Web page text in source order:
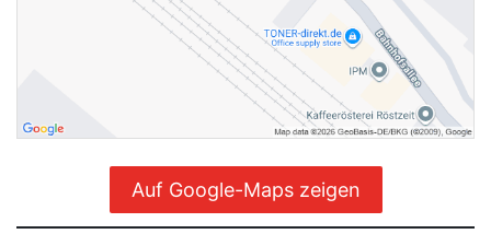
Auf Google-Maps zeigen